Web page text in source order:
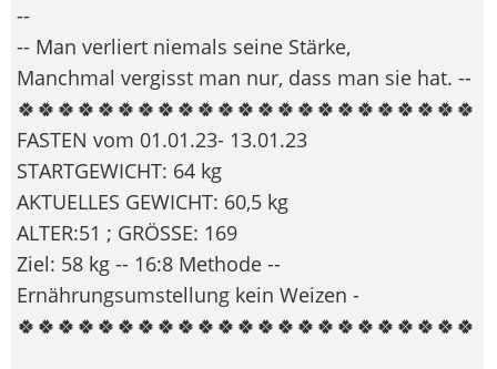
--
-- Man verliert niemals seine Stärke,
Manchmal vergisst man nur, dass man sie hat. --
🍀🍀🍀🍀🍀🍀🍀🍀🍀🍀🍀🍀🍀🍀🍀🍀🍀🍀🍀🍀🍀🍀🍀
FASTEN vom 01.01.23- 13.01.23
STARTGEWICHT: 64 kg
AKTUELLES GEWICHT: 60,5 kg
ALTER:51 ; GRÖSSE: 169
Ziel: 58 kg -- 16:8 Methode --
Ernährungsumstellung kein Weizen -
🍀🍀🍀🍀🍀🍀🍀🍀🍀🍀🍀🍀🍀🍀🍀🍀🍀🍀🍀🍀🍀🍀🍀